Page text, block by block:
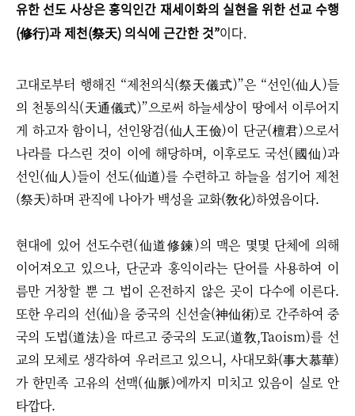
유한 선도 사상은 홍익인간 재세이화의 실현을 위한 선교 수행
(修行)과 제천(祭天) 의식에 근간한 것”이다.
고대로부터 행해진 “제천의식(祭天儀式)”은 “선인(仙人)들
의 천통의식(天通儀式)”으로써 하늘세상이 땅에서 이루어지
게 하고자 함이니, 선인왕검(仙人王儉)이 단군(檀君)으로서
나라를 다스린 것이 이에 해당하며, 이후로도 국선(國仙)과
선인(仙人)들이 선도(仙道)를 수련하고 하늘을 섬기어 제천
(祭天)하며 관직에 나아가 백성을 교화(敎化)하였음이다.​
현대에 있어 선도수련(仙道修鍊)의 맥은 몇몇 단체에 의해
이어져오고 있으나, 단군과 홍익이라는 단어를 사용하여 이
름만 거창할 뿐 그 법이 온전하지 않은 곳이 다수에 이른다.
또한 우리의 선(仙)을 중국의 신선술(神仙術)로 간주하여 중
국의 도법(道法)을 따르고 중국의 도교(道敎,Taoism)를 선
교의 모체로 생각하여 우러르고 있으니, 사대모화(事大慕華)
가 한민족 고유의 선맥(仙脈)에까지 미치고 있음이 실로 안
타깝다.​